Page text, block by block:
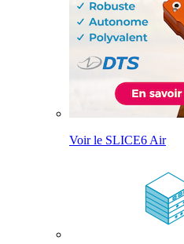
Voir le SLICE6 Air